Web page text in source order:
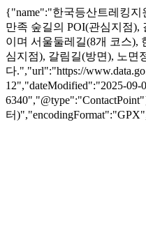
{"name":"한국등산트레킹지
만족 숲길의 POI(관심지점),
이며 서울둘레길(8개 코스),
심지점), 갈림길(방면), 노면
다.","url":"https://
12","dateModified":"2025-
터